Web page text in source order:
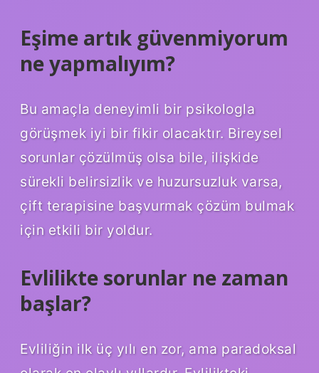
Eşime artık güvenmiyorum
ne yapmalıyım?
Bu amaçla deneyimli bir psikologla
görüşmek iyi bir fikir olacaktır. Bireysel
sorunlar çözülmüş olsa bile, ilişkide
sürekli belirsizlik ve huzursuzluk varsa,
çift terapisine başvurmak çözüm bulmak
için etkili bir yoldur.
Evlilikte sorunlar ne zaman
başlar?
Evliliğin ilk üç yılı en zor, ama paradoksal